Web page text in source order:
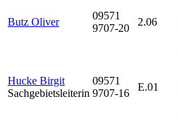
Butz Oliver
09571
9707-20
2.06
Hucke Birgit
Sachgebietsleiterin
09571
9707-16
E.01